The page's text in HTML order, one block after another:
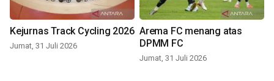
Kejurnas Track Cycling 2026
Jumat, 31 Juli 2026
Arema FC menang atas
DPMM FC
Jumat, 31 Juli 2026